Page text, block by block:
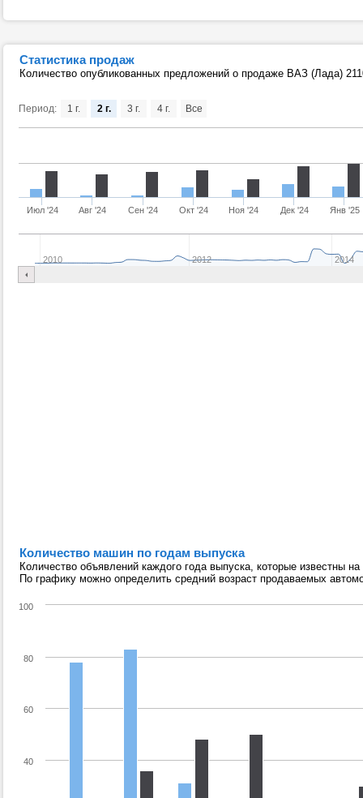
Статистика продаж
Количество опубликованных предложений о продаже ВАЗ (Лада)
Период:
Июл '24 Авг '24 Сен '24 Окт '24 Ноя '24 Дек '24 Янв '25
2010 2012 2014
1 г. 2 г. 3 г. 4 г. Все
Количество машин по годам выпуска
Количество объявлений каждого года выпуска, которые известны
По графику можно определить средний возраст продаваемых
40
60
80
100